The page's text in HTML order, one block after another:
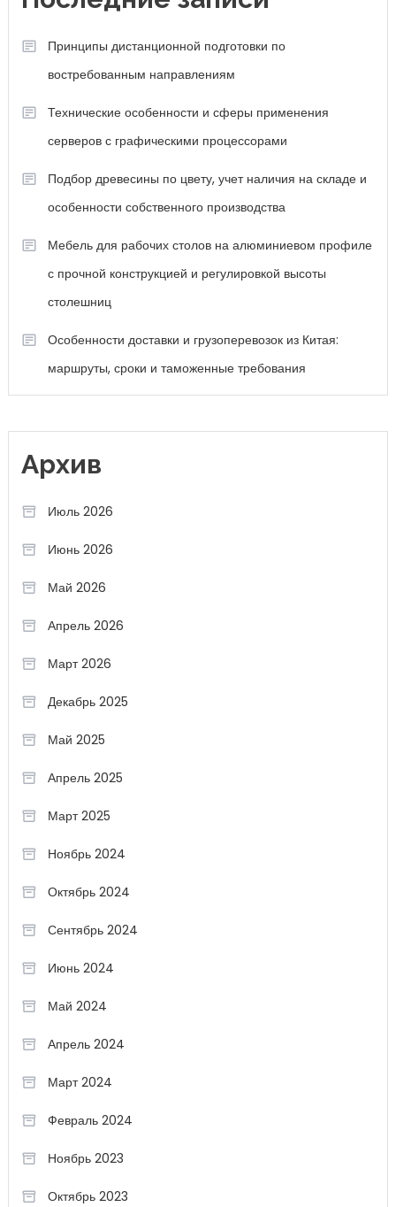
Принципы дистанционной подготовки по
востребованным направлениям
Технические особенности и сферы применения
серверов с графическими процессорами
Подбор древесины по цвету, учет наличия на складе и
особенности собственного производства
Мебель для рабочих столов на алюминиевом профиле
с прочной конструкцией и регулировкой высоты
столешниц
Особенности доставки и грузоперевозок из Китая:
маршруты, сроки и таможенные требования
Архив
Июль 2026
Июнь 2026
Май 2026
Апрель 2026
Март 2026
Декабрь 2025
Май 2025
Апрель 2025
Март 2025
Ноябрь 2024
Октябрь 2024
Сентябрь 2024
Июнь 2024
Май 2024
Апрель 2024
Март 2024
Февраль 2024
Ноябрь 2023
Октябрь 2023